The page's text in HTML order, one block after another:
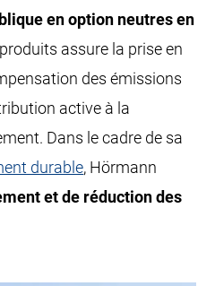
en option neutres en
produits assure la prise en
des émissions
active à la
Dans le cadre de sa
durable, Hörmann
et de réduction des